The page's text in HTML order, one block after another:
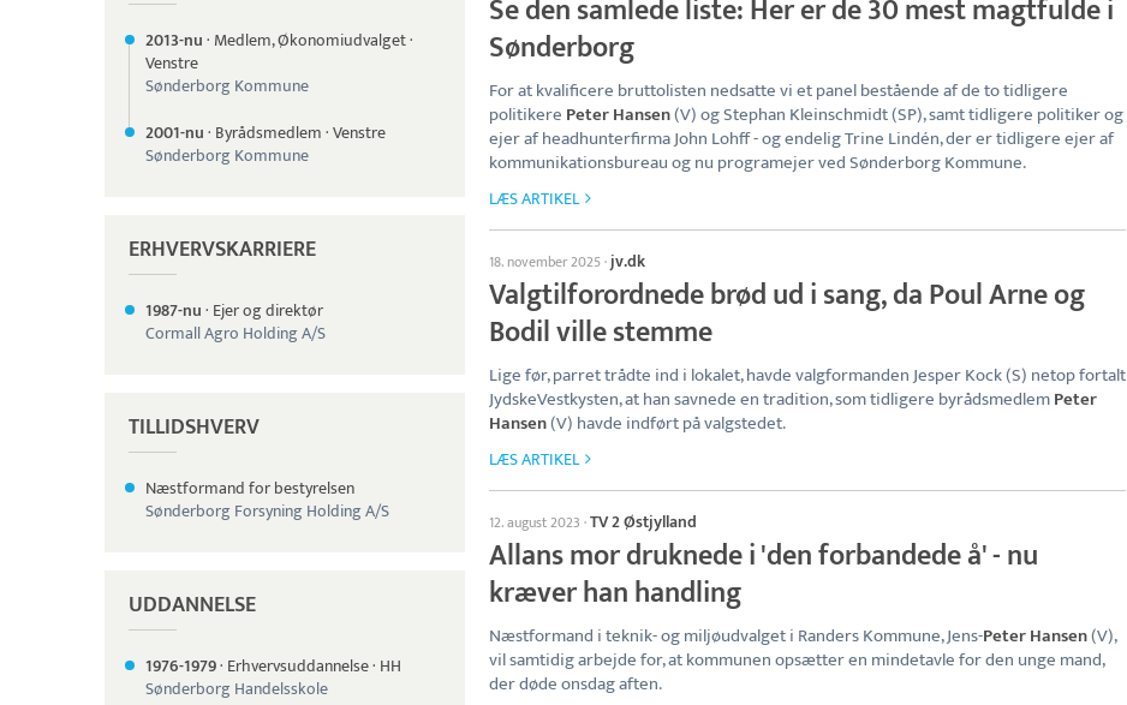
2013-nu· Medlem, Økonomiudvalget·
Venstre
Sønderborg Kommune
2001-nu· Byrådsmedlem·Venstre
Sønderborg Kommune
ERHVERVSKARRIERE
1987-nu· Ejer og direktør
Cormall Agro Holding A/S
TILLIDSHVERV
Næstformand for bestyrelsen
Sønderborg Forsyning Holding A/S
UDDANNELSE
1976-1979· Erhvervsuddannelse· HH
Sønderborg Handelsskole
Se den samlede liste: Her er de 30 mest magtfulde i
Sønderborg
For at kvalificere bruttolisten nedsatte vi et panel bestående af de to tidligere
politikere Peter Hansen(V) og Stephan Kleinschmidt (SP), samt tidligere politiker og
ejer af headhunterfirma John Lohff - og endelig Trine Lindén, der er tidligere ejer af
kommunikationsbureau og nu programejer ved Sønderborg Kommune.
LÆS ARTIKEL
18. november 2025·jv.dk
Valgtilforordnede brød ud i sang, da Poul Arne og
Bodil ville stemme
Lige før, parret trådte ind i lokalet, havde valgformanden Jesper Kock (S) netop fortalt
JydskeVestkysten, at han savnede en tradition, som tidligere byrådsmedlemPeter
Hansen(V) havde indført på valgstedet.
LÆS ARTIKEL
12. august 2023 ·TV 2 Østjylland
Allans mor druknede i 'den forbandede å' - nu
kræver han handling
Næstformand i teknik- og miljøudvalget i Randers Kommune, Jens-Peter Hansen(V),
vil samtidig arbejde for, at kommunen opsætter en mindetavle for den unge mand,
der døde onsdag aften.